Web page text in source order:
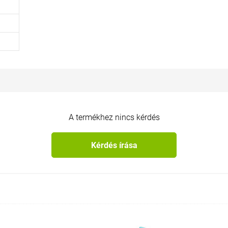
A termékhez nincs kérdés
Kérdés írása